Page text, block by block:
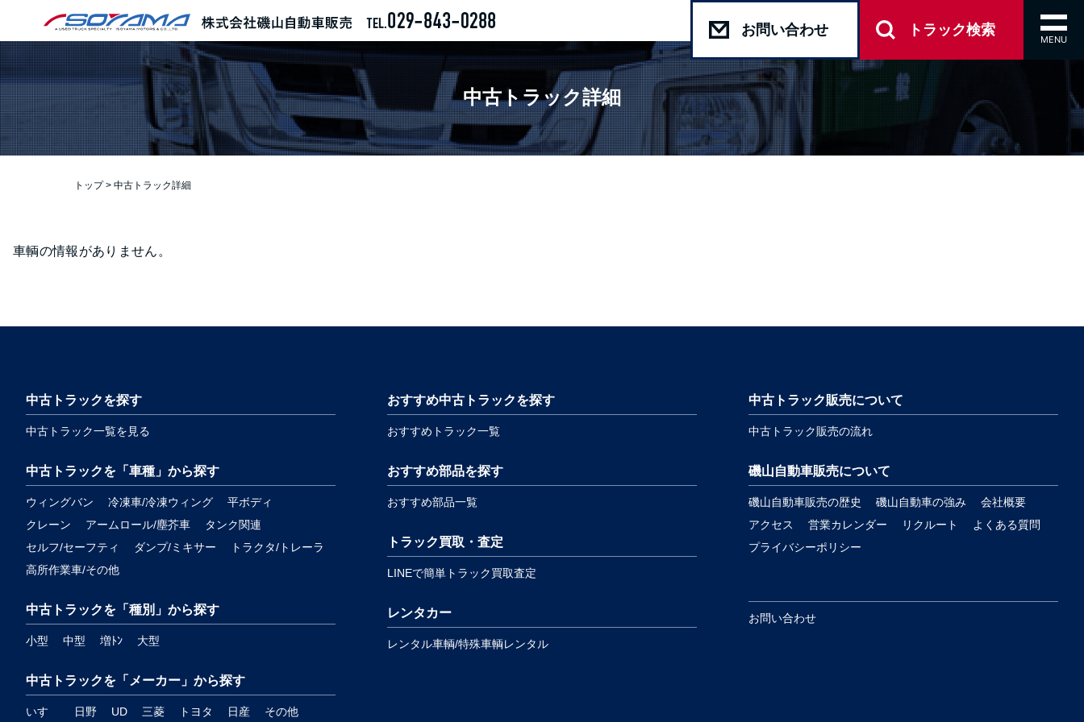
MENU
お問い合わせ トラック検索
中古トラック詳細
トップ>中古トラック詳細
車輌の情報がありません。
中古トラックを探す
中古トラック一覧を見る
中古トラックを「車種」から探す
ウィングバン 冷凍車/冷凍ウィング
平ボディ
クレーン
アームロール/塵芥車
タンク関連
セルフ/セーフティ
ダンプ/ミキサー
トラクタ/トレーラ
高所作業車/その他
中古トラックを「種別」から探す
小型 中型 増ﾄﾝ 大型
中古トラックを「メーカー」から探す
いすゞ 日野 UD 三菱 トヨタ 日産 その他
おすすめ中古トラックを探す
おすすめトラック一覧
おすすめ部品を探す
おすすめ部品一覧
トラック買取・査定
LINEで簡単トラック買取査定
レンタカー
レンタル車輌/特殊車輌レンタル
中古トラック販売について
中古トラック販売の流れ
磯山自動車販売について
磯山自動車販売の歴史 磯山自動車の強み
会社概要
アクセス
営業カレンダー リクルート
よくある質問
プライバシーポリシー
お問い合わせ